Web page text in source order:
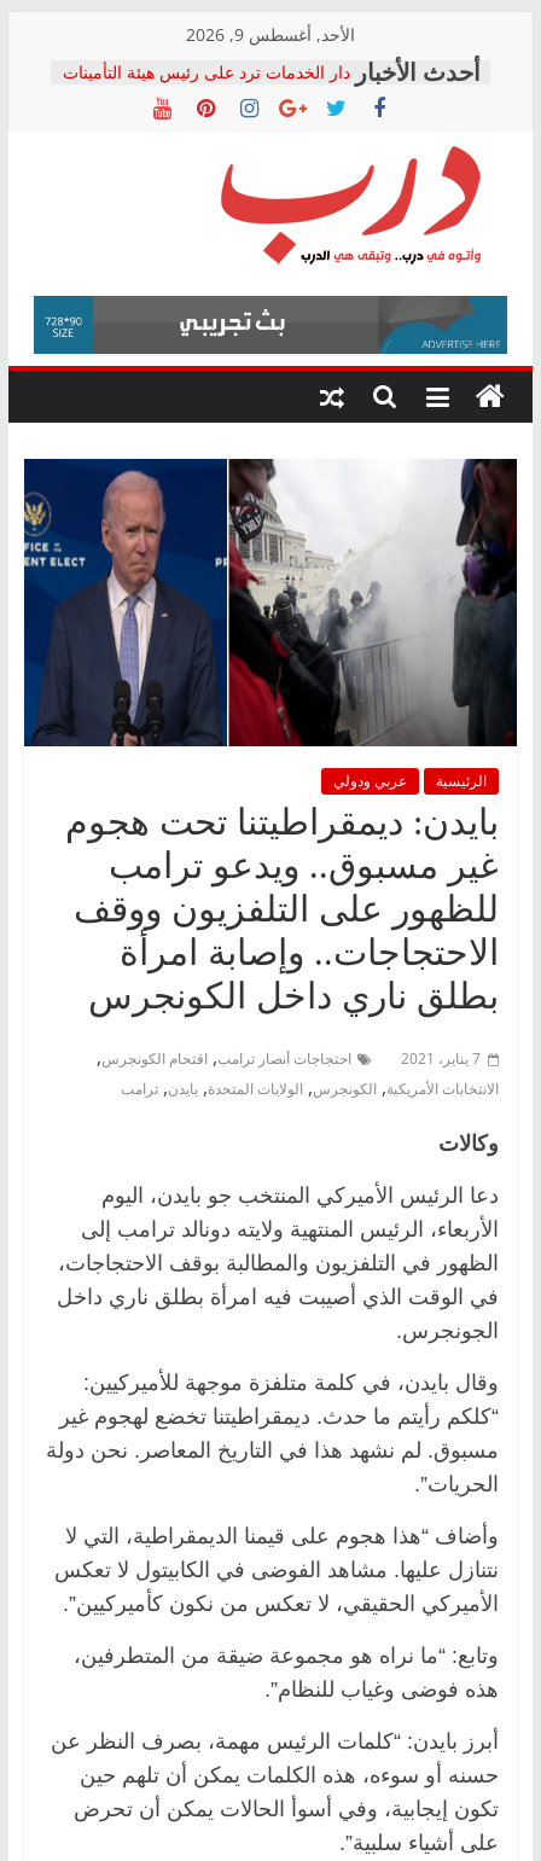
content
الأحد, أغسطس 9, 2026
دار الخدمات ترد على رئيس هيئة التأمينات
بعد مؤتمره الصحفي: إنكار الأزمة لا ينهي
معاناة أصحاب المعاشات.. ونطالب بكشف
فرحات سليمان يكتب: القطاع الصحي إلى
أين؟
حزب التحالف الشعبي يطلق لجنة “الحق
في الصحة” بالإسكندرية لرصد الانتهاكات
ودعم المرضى
الوزاري لمدينة الصحفيين.. وانتهاء أعمال
إنشاء المبنى الإداري
المجلس القومي لحقوق الإنسان يعلن
متابعة قضية الدكتور محمد زهران.. ويؤكد:
قرينة البراءة وضمانات المحاكمة العادلة
درب
وأتوه
درب..
وتبقى
هي
الرئيسية عربي ودولي
بايدن: ديمقراطيتنا تحت هجوم
غير مسبوق.. ويدعو ترامب
للظهور على التلفزيون ووقف
الاحتجاجات.. وإصابة امرأة
بطلق ناري داخل الكونجرس
7 يناير، 2021 احتجاجات أنصار ترامب, اقتحام الكونجرس,
الانتخابات الأمريكية, الكونجرس, الولايات المتحدة, بايدن, ترامب
وكالات
دعا الرئيس الأميركي المنتخب جو بايدن، اليوم
الأربعاء، الرئيس المنتهية ولايته دونالد ترامب إلى
الظهور في التلفزيون والمطالبة بوقف الاحتجاجات،
في الوقت الذي أصيبت فيه امرأة بطلق ناري داخل
الجونجرس.
وقال بايدن، في كلمة متلفزة موجهة للأميركيين:
“كلكم رأيتم ما حدث. ديمقراطيتنا تخضع لهجوم غير
مسبوق. لم نشهد هذا في التاريخ المعاصر. نحن دولة
الحريات”.
وأضاف “هذا هجوم على قيمنا الديمقراطية، التي لا
نتنازل عليها. مشاهد الفوضى في الكابيتول لا تعكس
الأميركي الحقيقي، لا تعكس من نكون كأميركيين”.
وتابع: “ما نراه هو مجموعة ضيقة من المتطرفين،
هذه فوضى وغياب للنظام”.
أبرز بايدن: “كلمات الرئيس مهمة، بصرف النظر عن
حسنه أو سوءه، هذه الكلمات يمكن أن تلهم حين
تكون إيجابية، وفي أسوأ الحالات يمكن أن تحرض
على أشياء سلبية”.